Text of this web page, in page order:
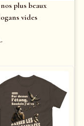
plus beaux
vides